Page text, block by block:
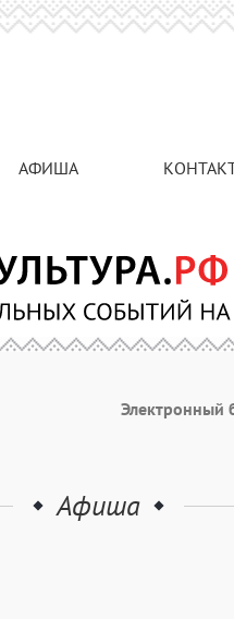
АФИША
Электронный
Афиша